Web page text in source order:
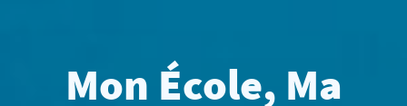
Mon École, Ma